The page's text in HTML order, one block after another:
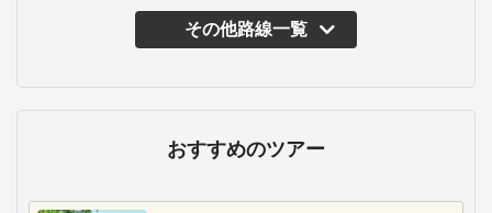
その他路線一覧
主な運行バス会社